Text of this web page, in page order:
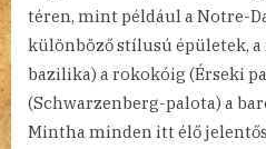
téren, mint például a Notre-
különböző stílusú épületek,
bazilika) a rokokóig (Érseki
(Schwarzenberg-palota) a
Mintha minden itt élő